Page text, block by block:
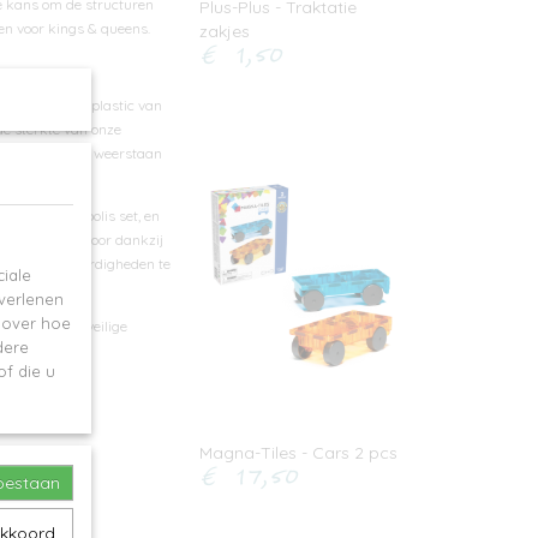
kans om de structuren
voor kings & queens.
set met ABS-plastic van
sterkte van onze
en weerstaan
TILES Metropolis set, en
lesplannen voor dankzij
tactiele vaardigheden te
op een veilige
Plus-Plus - Traktatie
zakjes
€ 1,50
Magna-Tiles - Cars 2 pcs
€ 17,50
hoe
die u